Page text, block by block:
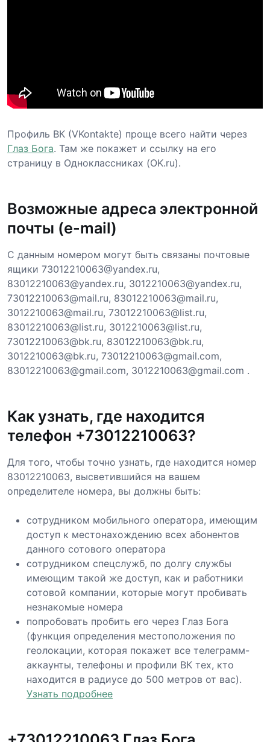
Профиль ВК (VKontakte) проще всего найти через
Глаз Бога. Там же покажет и ссылку на его
страницу в Одноклассниках (OK.ru).
Возможные адреса электронной
почты (e-mail)
С данным номером могут быть связаны почтовые
ящики 73012210063@yandex.ru,
83012210063@yandex.ru, 3012210063@yandex.ru,
73012210063@mail.ru, 83012210063@mail.ru,
3012210063@mail.ru, 73012210063@list.ru,
83012210063@list.ru, 3012210063@list.ru,
73012210063@bk.ru, 83012210063@bk.ru,
3012210063@bk.ru, 73012210063@gmail.com,
83012210063@gmail.com, 3012210063@gmail.com .
Как узнать, где находится
телефон +73012210063?
Для того, чтобы точно узнать, где находится номер
83012210063, высветившийся на вашем
определителе номера, вы должны быть:
сотрудником мобильного оператора, имеющим
доступ к местонахождению всех абонентов
данного сотового оператора
сотрудником спецслужб, по долгу службы
имеющим такой же доступ, как и работники
сотовой компании, которые могут пробивать
незнакомые номера
попробовать пробить его через Глаз Бога
(функция определения местоположения по
геолокации, которая покажет все телеграмм-
аккаунты, телефоны и профили ВК тех, кто
находится в радиусе до 500 метров от вас).
Узнать подробнее